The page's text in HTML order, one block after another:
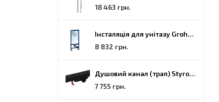
18 463 грн.
Інсталяція для унітазу Grohe Rapid SL (38772001)
8 832 грн.
Душовий канал (трап) Styron, решітка Гармонія, 70 (STY-H-70-FF)
7 755 грн.